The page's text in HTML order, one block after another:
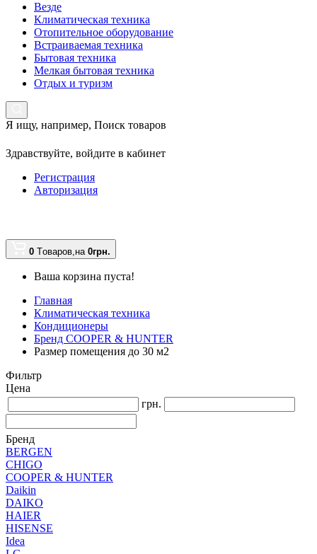
Везде
Климатическая техника
Отопительное оборудование
Встраиваемая техника
Бытовая техника
Мелкая бытовая техника
Отдых и туризм
Я ищу, например, Поиск товаров
Здравствуйте, войдите в кабинет
Регистрация
Авторизация
0 Tоваров,на 0грн.
Ваша корзина пуста!
Главная
Климатическая техника
Кондиционеры
Бренд COOPER & HUNTER
Размер помещения до 30 м2
Фильтр
Цена
грн.
Бренд
BERGEN
CHIGO
COOPER & HUNTER
Daikin
DAIKO
HAIER
HISENSE
Idea